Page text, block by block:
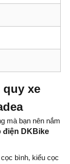
xe
mà bạn nên nắm
điện DKBike
bình, kiểu cọc